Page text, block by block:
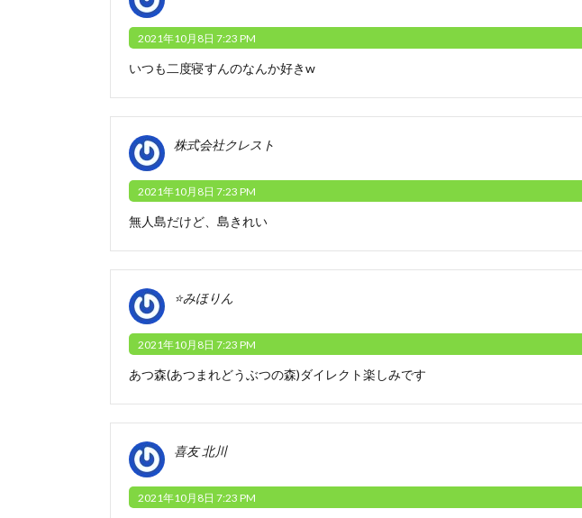
2021年10月8日 7:23 PM
いつも二度寝すんのなんか好きw
株式会社クレスト
2021年10月8日 7:23 PM
無人島だけど、島きれい
⭐みほりん
2021年10月8日 7:23 PM
あつ森(あつまれどうぶつの森)ダイレクト楽しみです
喜友 北川
2021年10月8日 7:23 PM